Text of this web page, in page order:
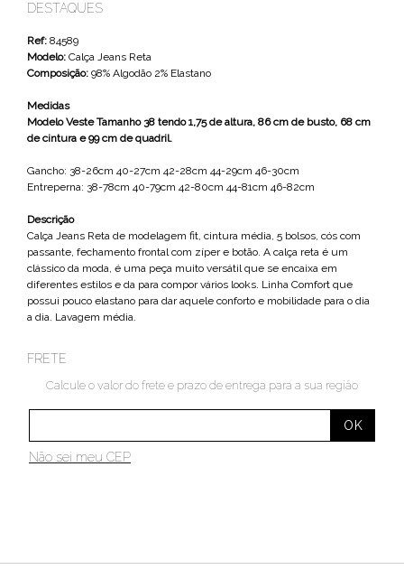
DESTAQUES
Ref: 84589
Modelo: Calça Jeans Reta
Composição: 98% Algodão 2% Elastano
Medidas
Modelo Veste Tamanho 38 tendo 1,75 de altura, 86 cm de busto, 68 cm
de cintura e 99 cm de quadril.
Gancho: 38-26cm 40-27cm 42-28cm 44-29cm 46-30cm
Entreperna: 38-78cm 40-79cm 42-80cm 44-81cm 46-82cm
Descrição
Calça Jeans Reta de modelagem fit, cintura média, 5 bolsos, cós com
passante, fechamento frontal com zíper e botão. A calça reta é um
clássico da moda, é uma peça muito versátil que se encaixa em
diferentes estilos e da para compor vários looks. Linha Comfort que
possui pouco elastano para dar aquele conforto e mobilidade para o dia
a dia. Lavagem média.
FRETE
Calcule o valor do frete e prazo de entrega para a sua região
Não sei meu CEP